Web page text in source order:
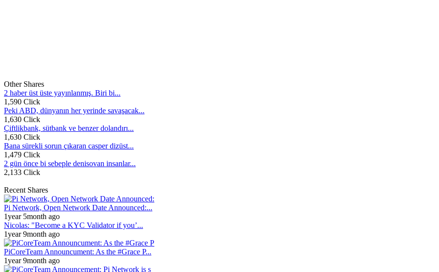
Other Shares
2 haber üst üste yayınlanmış. Biri bi...
1,590 Click
Peki ABD, dünyanın her yerinde savaşacak...
1,630 Click
Çiftlikbank, sütbank ve benzer dolandırı...
1,630 Click
Bana sürekli sorun çıkaran casper dizüst...
1,479 Click
2 gün önce bi sebeple denisovan insanlar...
2,133 Click
Recent Shares
Pi Network, Open Network Date Announced:...
1year 5month ago
Nicolas: "Become a KYC Validator if you’...
1year 9month ago
PiCoreTeam Announcument: As the #Grace P...
1year 9month ago